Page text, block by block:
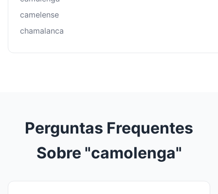
camelense
chamalanca
Perguntas Frequentes
Sobre "camolenga"